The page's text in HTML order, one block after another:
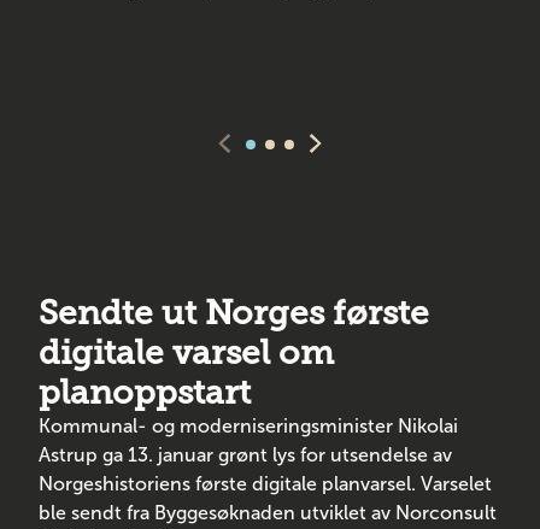
Sendte ut Norges første
digitale varsel om
planoppstart
Kommunal- og moderniseringsminister Nikolai
Astrup ga 13. januar grønt lys for utsendelse av
Norgeshistoriens første digitale planvarsel. Varselet
ble sendt fra Byggesøknaden utviklet av Norconsult